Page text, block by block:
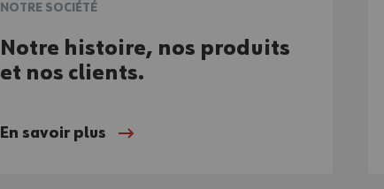
NOTRE SOCIÉTÉ
Notre histoire, nos produits
et nos clients.
En savoir plus